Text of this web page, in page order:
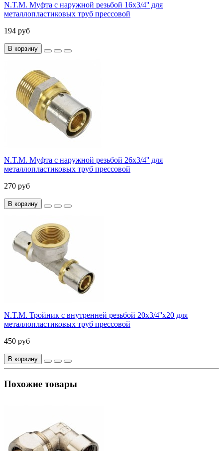
N.T.M. Муфта с наружной резьбой 16x3/4'' для
металлопластиковых труб прессовой
194 руб
В корзину
N.T.M. Муфта с наружной резьбой 26x3/4'' для
металлопластиковых труб прессовой
270 руб
В корзину
N.T.M. Тройник с внутренней резьбой 20х3/4''x20 для
металлопластиковых труб прессовой
450 руб
В корзину
Похожие товары